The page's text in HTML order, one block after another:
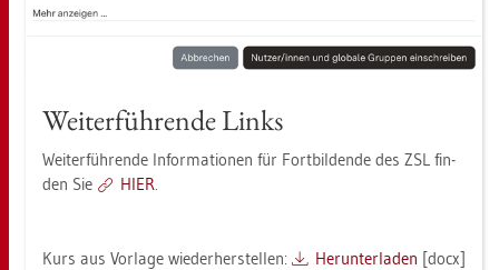
Wei­ter­füh­ren­de Links
Wei­ter­füh­ren­de In­for­ma­tio­nen für Fort­bil­den­de des ZSL fin­
den Sie
HIER
Kurs aus Vor­la­ge wie­der­her­stel­len: Her­un­ter­la­den [docx]